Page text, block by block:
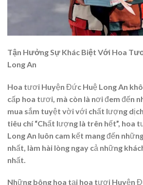
Tận Hưởng Sự Khác Biệt Với Hoa
Long An
Hoa tươi Huyện Đức Huệ Long An
cấp hoa tươi, mà còn là nơi đem đến
mua sắm tuyệt vời với chất lượng
tiêu chí “Chất lượng là trên hết”, hoa
Long An luôn cam kết mang đến
nhất, làm hài lòng ngay cả những
nhất.
Những bông hoa tại hoa tươi Huyện